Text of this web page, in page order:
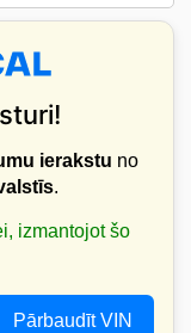
ierakstu no
.
izmantojot šo
Pārbaudīt VIN